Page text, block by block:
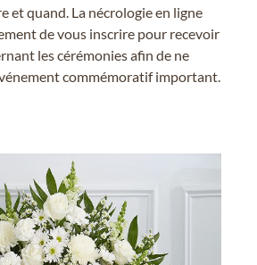
et quand. La nécrologie en ligne
de vous inscrire pour recevoir
les cérémonies afin de ne
commémoratif important.